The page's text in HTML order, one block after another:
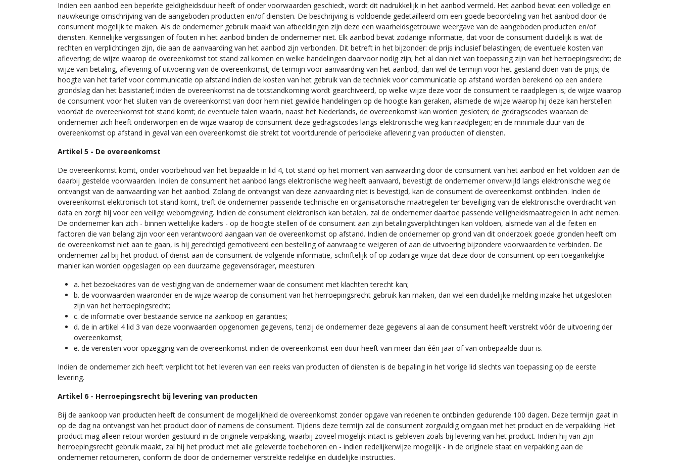
Indien een aanbod een beperkte geldigheidsduur heeft of onder voorwaarden geschiedt, wordt dit nadrukkelijk in het aanbod vermeld. Het aanbod bevat een volledige en
nauwkeurige omschrijving van de aangeboden producten en/of diensten. De beschrijving is voldoende gedetailleerd om een goede beoordeling van het aanbod door de
consument mogelijk te maken. Als de ondernemer gebruik maakt van afbeeldingen zijn deze een waarheidsgetrouwe weergave van de aangeboden producten en/of
diensten. Kennelijke vergissingen of fouten in het aanbod binden de ondernemer niet. Elk aanbod bevat zodanige informatie, dat voor de consument duidelijk is wat de
rechten en verplichtingen zijn, die aan de aanvaarding van het aanbod zijn verbonden. Dit betreft in het bijzonder: de prijs inclusief belastingen; de eventuele kosten van
aflevering; de wijze waarop de overeenkomst tot stand zal komen en welke handelingen daarvoor nodig zijn; het al dan niet van toepassing zijn van het herroepingsrecht; de
wijze van betaling, aflevering of uitvoering van de overeenkomst; de termijn voor aanvaarding van het aanbod, dan wel de termijn voor het gestand doen van de prijs; de
hoogte van het tarief voor communicatie op afstand indien de kosten van het gebruik van de techniek voor communicatie op afstand worden berekend op een andere
grondslag dan het basistarief; indien de overeenkomst na de totstandkoming wordt gearchiveerd, op welke wijze deze voor de consument te raadplegen is; de wijze waarop
de consument voor het sluiten van de overeenkomst van door hem niet gewilde handelingen op de hoogte kan geraken, alsmede de wijze waarop hij deze kan herstellen
voordat de overeenkomst tot stand komt; de eventuele talen waarin, naast het Nederlands, de overeenkomst kan worden gesloten; de gedragscodes waaraan de
ondernemer zich heeft onderworpen en de wijze waarop de consument deze gedragscodes langs elektronische weg kan raadplegen; en de minimale duur van de
overeenkomst op afstand in geval van een overeenkomst die strekt tot voortdurende of periodieke aflevering van producten of diensten.
Artikel 5 - De overeenkomst
De overeenkomst komt, onder voorbehoud van het bepaalde in lid 4, tot stand op het moment van aanvaarding door de consument van het aanbod en het voldoen aan de
daarbij gestelde voorwaarden. Indien de consument het aanbod langs elektronische weg heeft aanvaard, bevestigt de ondernemer onverwijld langs elektronische weg de
ontvangst van de aanvaarding van het aanbod. Zolang de ontvangst van deze aanvaarding niet is bevestigd, kan de consument de overeenkomst ontbinden. Indien de
overeenkomst elektronisch tot stand komt, treft de ondernemer passende technische en organisatorische maatregelen ter beveiliging van de elektronische overdracht van
data en zorgt hij voor een veilige webomgeving. Indien de consument elektronisch kan betalen, zal de ondernemer daartoe passende veiligheidsmaatregelen in acht nemen.
De ondernemer kan zich - binnen wettelijke kaders - op de hoogte stellen of de consument aan zijn betalingsverplichtingen kan voldoen, alsmede van al die feiten en
factoren die van belang zijn voor een verantwoord aangaan van de overeenkomst op afstand. Indien de ondernemer op grond van dit onderzoek goede gronden heeft om
de overeenkomst niet aan te gaan, is hij gerechtigd gemotiveerd een bestelling of aanvraag te weigeren of aan de uitvoering bijzondere voorwaarden te verbinden. De
ondernemer zal bij het product of dienst aan de consument de volgende informatie, schriftelijk of op zodanige wijze dat deze door de consument op een toegankelijke
manier kan worden opgeslagen op een duurzame gegevensdrager, meesturen:
a. het bezoekadres van de vestiging van de ondernemer waar de consument met klachten terecht kan;
b. de voorwaarden waaronder en de wijze waarop de consument van het herroepingsrecht gebruik kan maken, dan wel een duidelijke melding inzake het uitgesloten
zijn van het herroepingsrecht;
c. de informatie over bestaande service na aankoop en garanties;
d. de in artikel 4 lid 3 van deze voorwaarden opgenomen gegevens, tenzij de ondernemer deze gegevens al aan de consument heeft verstrekt vóór de uitvoering der
overeenkomst;
e. de vereisten voor opzegging van de overeenkomst indien de overeenkomst een duur heeft van meer dan één jaar of van onbepaalde duur is.
Indien de ondernemer zich heeft verplicht tot het leveren van een reeks van producten of diensten is de bepaling in het vorige lid slechts van toepassing op de eerste
levering.
Artikel 6 - Herroepingsrecht bij levering van producten
Bij de aankoop van producten heeft de consument de mogelijkheid de overeenkomst zonder opgave van redenen te ontbinden gedurende 100 dagen. Deze termijn gaat in
op de dag na ontvangst van het product door of namens de consument. Tijdens deze termijn zal de consument zorgvuldig omgaan met het product en de verpakking. Het
product mag alleen retour worden gestuurd in de originele verpakking, waarbij zoveel mogelijk intact is gebleven zoals bij levering van het product. Indien hij van zijn
herroepingsrecht gebruik maakt, zal hij het product met alle geleverde toebehoren en - indien redelijkerwijze mogelijk - in de originele staat en verpakking aan de
ondernemer retourneren, conform de door de ondernemer verstrekte redelijke en duidelijke instructies.